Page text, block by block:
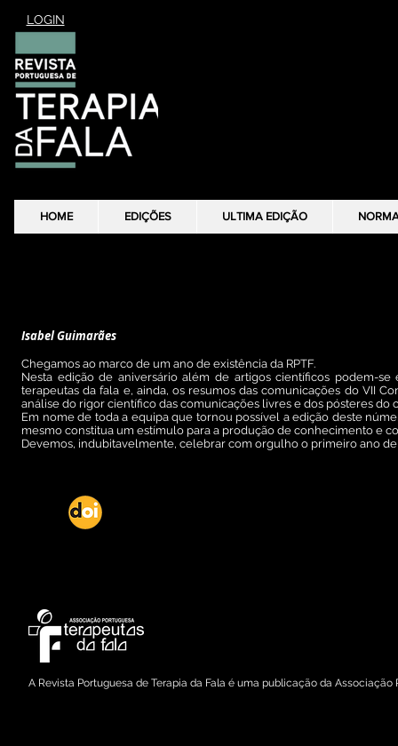
HOME EDIÇÕES ULTIMA EDIÇÃO
Isabel Guimarães
Chegamos ao marco de um ano de existência da RPTF.
Nesta edição de aniversário além de artigos científicos podem-
terapeutas da fala e, ainda, os resumos das comunicações do VII
análise do rigor científico das comunicações livres e dos pósteres do
Em nome de toda a equipa que tornou possível a edição deste
mesmo constitua um estímulo para a produção de conhecimento e
Devemos, indubitavelmente, celebrar com orgulho o primeiro ano
LOGIN
HOME EDIÇÕES ULTIMA EDIÇÃO
A Revista Portuguesa de Terapia da Fala é uma publicação da